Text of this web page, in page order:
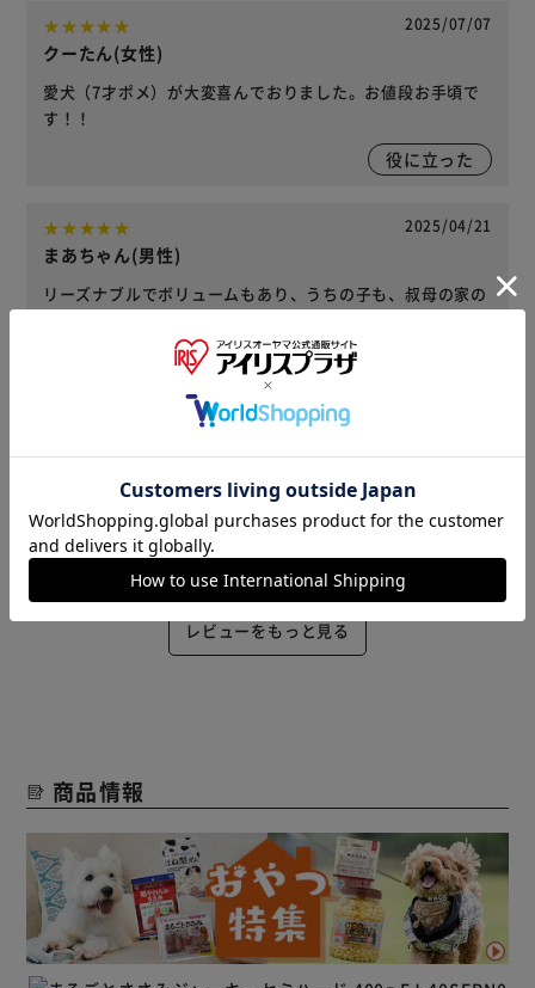
2025/07/07
クーたん(女性)
愛犬（7才ポメ）が大変喜んでおりました。お値段お手頃で
す！！
役に立った
2025/04/21
まあちゃん(男性)
リーズナブルでボリュームもあり、うちの子も、叔母の家の
ローズ(女性)
自然のままの状態なので安心して与えられます。もちろん愛
犬も大好き。こちらもリピ確定！
役に立った
レビューをもっと見る
商品情報